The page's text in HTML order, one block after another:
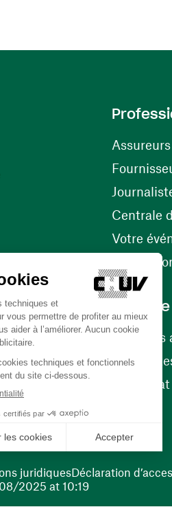
window)
in a new window)
Assureurs
Centrale
Votre
Carrière
Carrières
Nos
Bénévolat
2025 at 10:19
juridiquesDéclaration